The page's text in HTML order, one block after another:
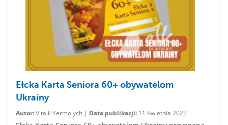
Ełcka Karta Seniora 60+ obywatelom
Ukrainy
Autor:Vitalii Yermolych | Data publikacji: 11 Kwietnia 2022